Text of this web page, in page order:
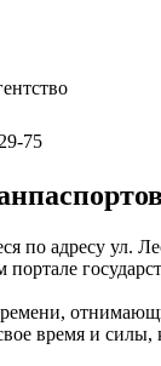
75
адресу ул.
время и